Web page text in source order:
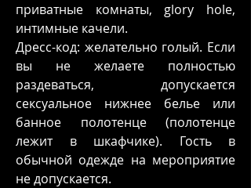
приватные комнаты, glory hole,
интимные качели.
Дресс-код: желательно голый. Если
вы не желаете полностью
раздеваться, допускается
сексуальное нижнее белье или
банное полотенце (полотенце
лежит в шкафчике). Гость в
обычной одежде на мероприятие
не допускается.